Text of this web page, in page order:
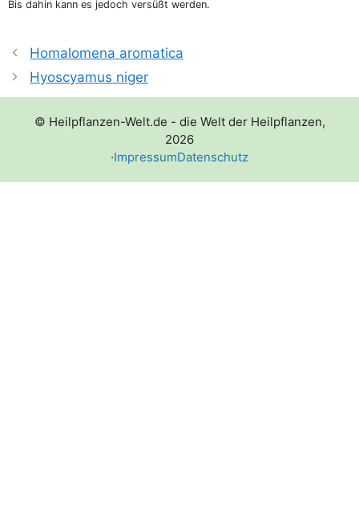
Bis dahin kann es jedoch ver­süßt werden.
Homalomena aromatica
Hyoscyamus niger
© Heilpflanzen-Welt.de - die Welt der Heilpflanzen,
2026
·ImpressumDatenschutz